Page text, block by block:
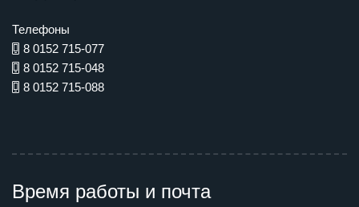
Телефоны
8 0152 715-077
8 0152 715-048
8 0152 715-088
Время работы и почта